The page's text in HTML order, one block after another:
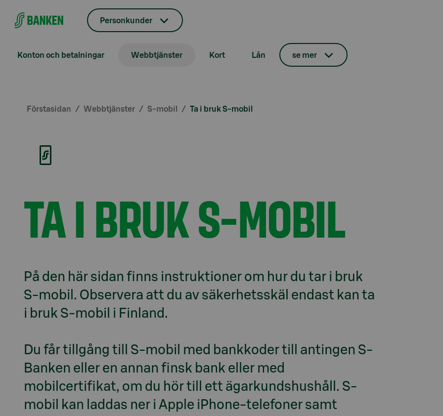
Personkunder
Konton och betalningar Webbtjänster Kort Lån se mer
Förstasidan Webbtjänster S-mobil Ta i bruk S-mobil
TA I BRUK S-MOBIL
På den här sidan finns instruktioner om hur du tar i bruk
S-mobil. Observera att du av säkerhetsskäl endast kan ta
i bruk S-mobil i Finland.
Du får tillgång till S-mobil med bankkoder till antingen S-
Banken eller en annan finsk bank eller med
mobilcertifikat, om du hör till ett ägarkundshushåll. S-
mobil kan laddas ner i Apple iPhone-telefoner samt